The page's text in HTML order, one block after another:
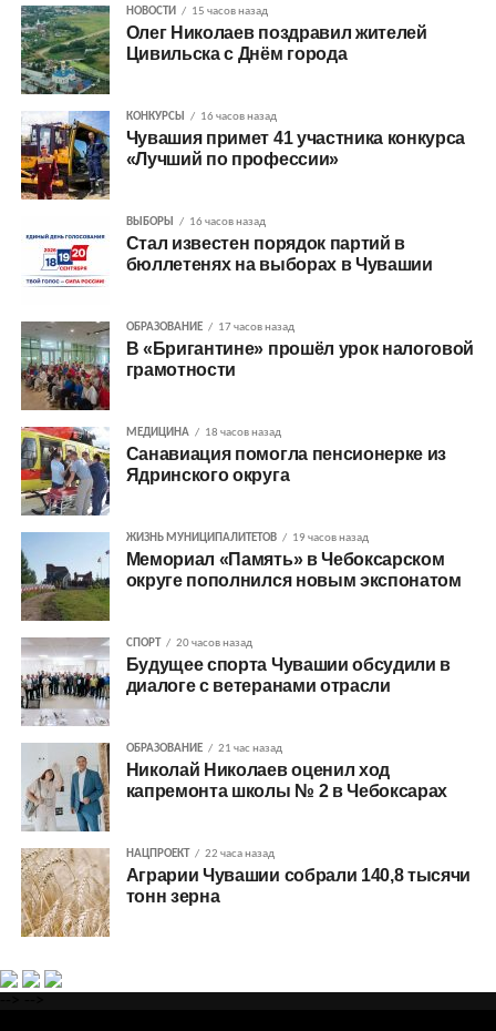
НОВОСТИ 15 часов назад
Олег Николаев поздравил жителей
Цивильска с Днём города
КОНКУРСЫ 16 часов назад
Чувашия примет 41 участника конкурса
«Лучший по профессии»
ВЫБОРЫ 16 часов назад
Стал известен порядок партий в
бюллетенях на выборах в Чувашии
ОБРАЗОВАНИЕ 17 часов назад
В «Бригантине» прошёл урок налоговой
грамотности
МЕДИЦИНА 18 часов назад
Санавиация помогла пенсионерке из
Ядринского округа
ЖИЗНЬ МУНИЦИПАЛИТЕТОВ 19 часов назад
Мемориал «Память» в Чебоксарском
округе пополнился новым экспонатом
СПОРТ 20 часов назад
Будущее спорта Чувашии обсудили в
диалоге с ветеранами отрасли
ОБРАЗОВАНИЕ 21 час назад
Николай Николаев оценил ход
капремонта школы № 2 в Чебоксарах
НАЦПРОЕКТ 22 часа назад
Аграрии Чувашии собрали 140,8 тысячи
тонн зерна